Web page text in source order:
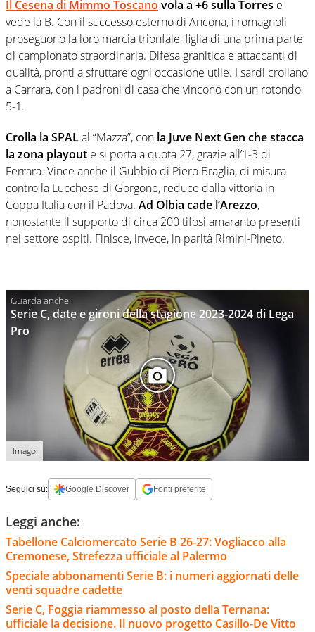
Il Cesena di Mimmo Toscano vola a +6 sulla Torres e
vede la B. Con il successo esterno di Ancona, i romagnoli
proseguono la loro marcia trionfale, figlia di una prima parte
di campionato straordinaria. Difesa granitica e attaccanti di
qualità, pronti a sfruttare ogni occasione utile. I sardi crollano
a Carrara, con i padroni di casa che vincono con un rotondo
5-1.
Crolla la SPALal “Mazza”, con la Juve Next Gen che stacca
la zona playout e si porta a quota 27, grazie all’1-3 di
Ferrara. Vince anche il Gubbio di Piero Braglia, di misura
contro la Lucchese di Gorgone, reduce dalla vittoria in
Coppa Italia con il Padova. Ad Olbia cade l’Arezzo,
nonostante il supporto di circa 200 tifosi amaranto presenti
nel settore ospiti. Finisce, invece, in parità Rimini-Pineto.
Serie C, date e gironi della stagione 2023-2024 di Lega
Pro
Imago
Seguici su: Google Discover Fonti preferite
Leggi anche:
Tabellone Calciomercato Serie B 26-27: Vogliacco alla
Cremonese, Strefezza ufficiale al Palermo
Speciale abbonamenti Serie B: i numeri aggiornati delle
venti squadre cadette
Serie C, Foggia riammesso al posto della Ternana:
ufficiale la decisione. Il nuovo progetto Casillo-De Vitto